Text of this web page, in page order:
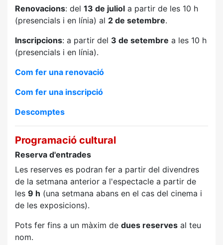
Renovacions: del 13 de juliol a partir de les 10 h
(presencials i en línia) al 2 de setembre.
Inscripcions: a partir del 3 de setembre a les 10 h
(presencials i en línia).
Com fer una renovació
Com fer una inscripció
Descomptes
Programació cultural
Reserva d'entrades
Les reserves es podran fer a partir del divendres
de la setmana anterior a l'espectacle a partir de
les 9 h (una setmana abans en el cas del cinema i
de les exposicions).
Pots fer fins a un màxim de dues reserves al teu
nom.